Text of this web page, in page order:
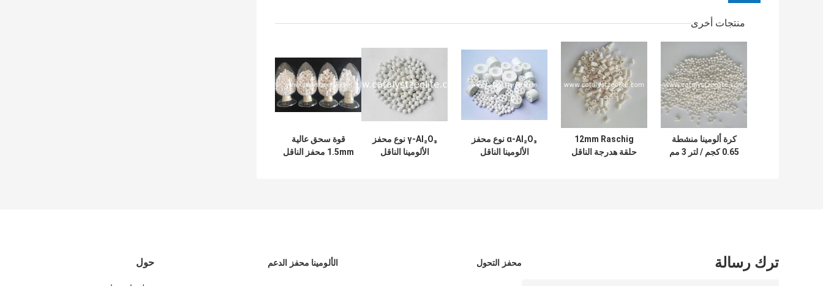
منتجات أخرى
كرة ألومينا منشطة
0.65 كجم / لتر 3 مم
12mm Raschig
حلقة هدرجة الناقل
α-Al₂O₃ نوع محفز
الألومينا الناقل
γ-Al₂O₃ نوع محفز
الألومينا الناقل
قوة سحق عالية
1.5mm محفز الناقل
حول الألومينا محفز الدعم محفز التحول ترك رسالة